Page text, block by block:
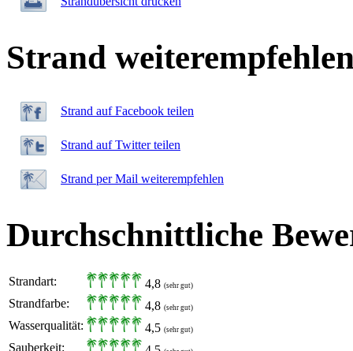
Strand
Strand auf Facebook teilen
Strand auf Twitter teilen
Strand per Mail weiterempfehlen
Durchschnittliche
Strandart: 4,8 (sehr gut)
Strandfarbe: 4,8 (sehr gut)
Wasserqualität: 4,5 (sehr gut)
Sauberkeit: